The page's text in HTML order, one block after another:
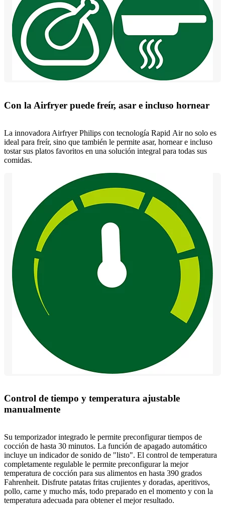
Con la Airfryer puede freír, asar e incluso hornear
La innovadora Airfryer Philips con tecnología Rapid Air no solo es
ideal para freír, sino que también le permite asar, hornear e incluso
tostar sus platos favoritos en una solución integral para todas sus
comidas.
Control de tiempo y temperatura ajustable
manualmente
Su temporizador integrado le permite preconfigurar tiempos de
cocción de hasta 30 minutos. La función de apagado automático
incluye un indicador de sonido de "listo". El control de temperatura
completamente regulable le permite preconfigurar la mejor
temperatura de cocción para sus alimentos en hasta 390 grados
Fahrenheit. Disfrute patatas fritas crujientes y doradas, aperitivos,
pollo, carne y mucho más, todo preparado en el momento y con la
temperatura adecuada para obtener el mejor resultado.